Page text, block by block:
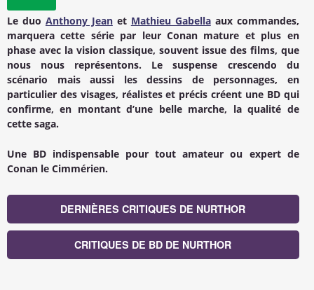
Le duo Anthony Jeanet Mathieu Gabellaaux commandes,
marquera cette série par leurConan mature et plus en
phase avec la vision classique, souvent issue des films, que
nous nous représentons. Le suspense crescendo du
scénario mais aussi les dessins de personnages, en
particulier des visages, réalistes et précis créent une BD qui
confirme, en montant d’une belle marche, la qualité de
cette saga.
Une BD indispensable pour tout amateur ou expert de
Conan le Cimmérien.
DERNIÈRES CRITIQUES DE NURTHOR
CRITIQUES DE BD DE NURTHOR